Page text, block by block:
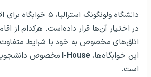
دانشگاه ولونگونگ
در اختیار آن‌ها قرار داده‌است. هرکدام از
اتاق‌های مخصوص به خود با شرایط
این خوابگاه‌ها، I-House مخصوص
است.